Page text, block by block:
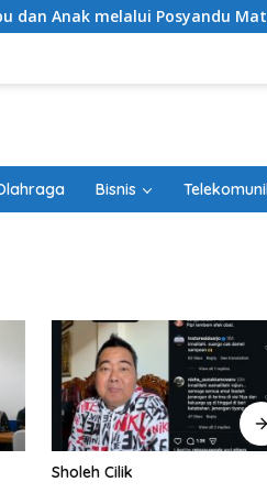
Posyandu Matahari di
Bisnis
Sholeh Cilik